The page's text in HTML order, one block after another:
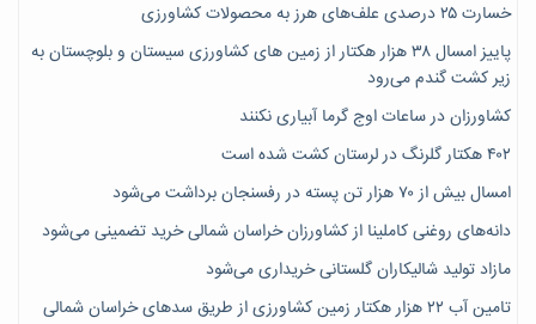
خسارت ۲۵ درصدی علف‌های هرز به محصولات کشاورزی
پاییز امسال ۳۸ هزار هکتار از زمین های کشاورزی سیستان و بلوچستان به
زیر کشت گندم می‌رود
کشاورزان در ساعات اوج گرما آبیاری نکنند
۴۰۲ هکتار گلرنگ در لرستان کشت شده است
امسال بیش از ۷۰ هزار تن پسته در رفسنجان برداشت می‌شود
دانه‌های روغنی کاملینا از کشاورزان خراسان شمالی خرید تضمینی می‌شود
مازاد تولید شالیکاران گلستانی خریداری می‌شود
تامین آب ۲۲ هزار هکتار زمین کشاورزی از طریق سدهای خراسان شمالی